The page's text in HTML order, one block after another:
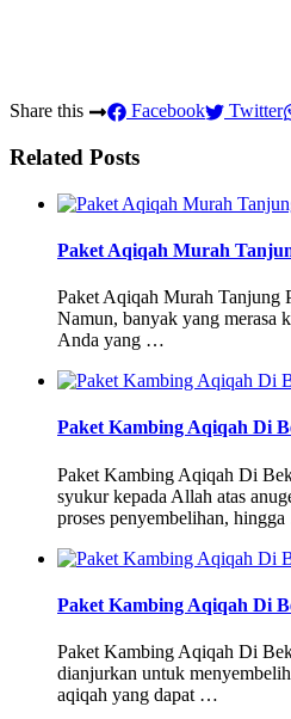
Share this Facebook Twitter
Related Posts
Paket Aqiqah Murah
Paket Aqiqah Murah Tanjung
Namun, banyak yang merasa
Anda yang …
Paket Kambing Aqiqah Di
Paket Kambing Aqiqah Di
syukur kepada Allah atas
proses penyembelihan,
Paket Kambing Aqiqah Di
Paket Kambing Aqiqah Di
dianjurkan untuk
aqiqah yang dapat …